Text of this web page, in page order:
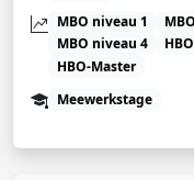
MBO niveau 1
MBO niveau 4
HBO-Master
Meewerkstage